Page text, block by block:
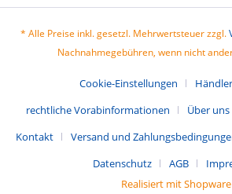
* Alle Preise inkl. gesetzl. Mehrwertsteuer zzgl.
Nachnahmegebühren, wenn nicht
Cookie-Einstellungen
rechtliche Vorabinformationen
Über uns
Kontakt
Versand und
Datenschutz
AGB
Realisiert mit Shopware